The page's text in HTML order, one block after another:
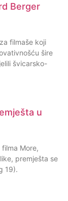
Berger
filmaše koji
šire
švicarsko-
u
More,
premješta se
19).